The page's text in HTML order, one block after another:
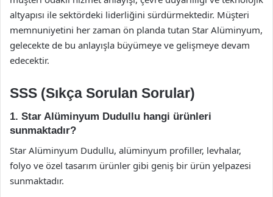
altyapısı ile sektördeki liderliğini sürdürmektedir. Müşteri
memnuniyetini her zaman ön planda tutan Star Alüminyum,
gelecekte de bu anlayışla büyümeye ve gelişmeye devam
edecektir.
SSS (Sıkça Sorulan Sorular)
1. Star Alüminyum Dudullu hangi ürünleri
sunmaktadır?
Star Alüminyum Dudullu, alüminyum profiller, levhalar,
folyo ve özel tasarım ürünler gibi geniş bir ürün yelpazesi
sunmaktadır.